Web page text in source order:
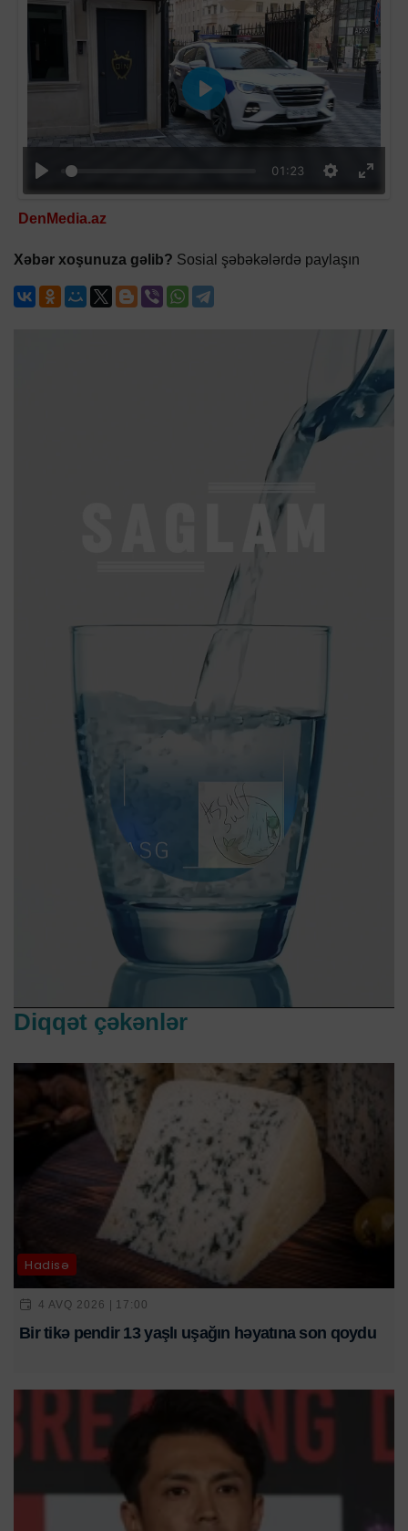
01:23
Oyna
DenMedia.az
Xəbər xoşunuza gəlib? Sosial şəbəkələrdə paylaşın
Diqqət çəkənlər
Hadisə
4 AVQ 2026 | 17:00
Bir tikə pendir 13 yaşlı uşağın həyatına son qoydu